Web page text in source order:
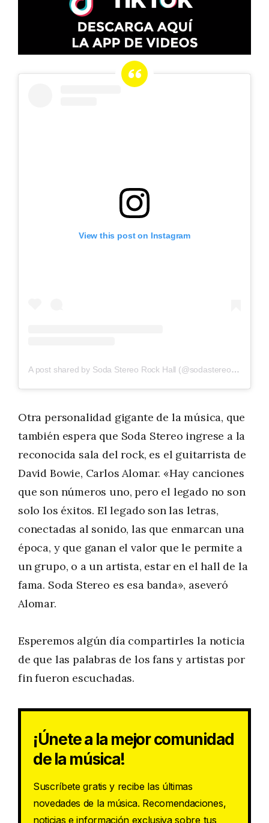
View this post on Instagram
A post shared by Soda Stereo Rock Hall (@sodastereorockhall)
Otra personalidad gigante de la música, que
también espera que Soda Stereo ingrese a la
reconocida sala del rock, es el guitarrista de
David Bowie, Carlos Alomar. «Hay canciones
que son números uno, pero el legado no son
solo los éxitos. El legado son las letras,
conectadas al sonido, las que enmarcan una
época, y que ganan el valor que le permite a
un grupo, o a un artista, estar en el hall de la
fama. Soda Stereo es esa banda», aseveró
Alomar.
Esperemos algún día compartirles la noticia
de que las palabras de los fans y artistas por
fin fueron escuchadas.
¡Únete a la mejor comunidad
de la música!
Suscríbete gratis y recibe las últimas
novedades de la música. Recomendaciones,
noticias e información exclusiva sobre tus